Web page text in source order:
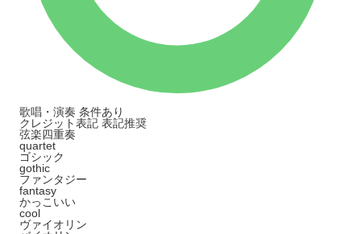
歌唱・演奏 条件あり
クレジット表記 表記推奨
弦楽四重奏
quartet
ゴシック
gothic
ファンタジー
fantasy
かっこいい
cool
ヴァイオリン